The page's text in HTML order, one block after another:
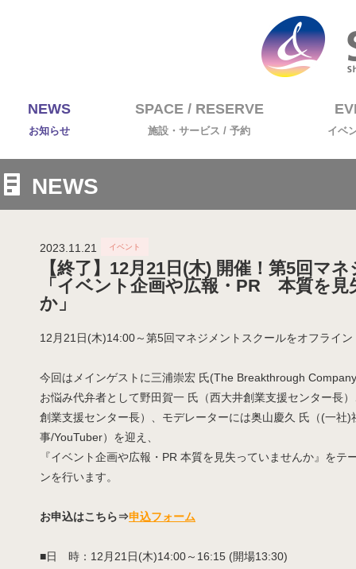
NEWS
お知らせ
SPACE / RESERVE
施設・サービス / 予約 イベ
NEWS
2023.11.21
【終了】12月21日(木) 開催！第5回マ
「イベント企画や広報・PR 本質を
か」
12月21日(木)14:00～第5回マネジメントスクールをオフライ
今回はメインゲストに三浦崇宏 氏(The Breakthrough
お悩み代弁者として野田賀一 氏（西大井創業支援センター長
創業支援センター長）、モデレーターには奥山慶久 氏（(一社)
事/YouTuber）を迎え、
『イベント企画や広報・PR 本質を見失っていませんか』をテ
ンを行います。
お申込はこちら⇒申込フォーム
■日 時：12月21日(木)14:00～16:15 (開場13:30)